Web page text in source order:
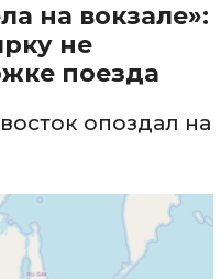
на вокзале»:
не
поезда
опоздал на